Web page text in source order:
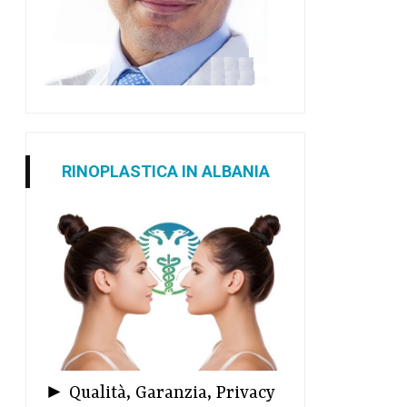
RINOPLASTICA IN ALBANIA
► Qualità, Garanzia, Privacy